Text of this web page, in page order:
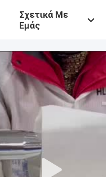
Σχετικά Με
Εμάς